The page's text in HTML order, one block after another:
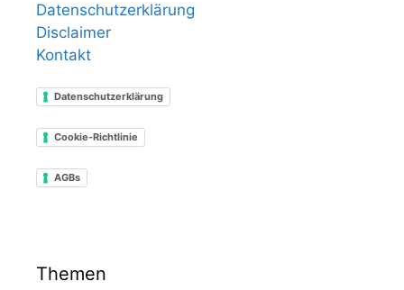
Datenschutzerklärung
Disclaimer
Kontakt
Datenschutzerklärung
Cookie-Richtlinie
AGBs
Themen